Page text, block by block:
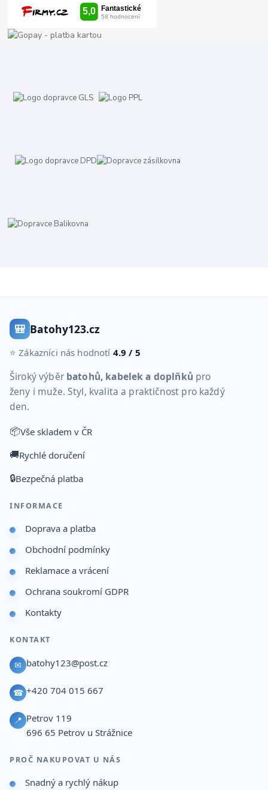
🎒 Batohy123.cz
⭐ Zákazníci nás hodnotí 4.9 / 5
Široký výběr batohů, kabelek a doplňků pro
ženy i muže. Styl, kvalita a praktičnost pro každý
den.
📦Vše skladem v ČR
🚚Rychlé doručení
🔒Bezpečná platba
INFORMACE
Doprava a platba
Obchodní podmínky
Reklamace a vrácení
Ochrana soukromí GDPR
Kontakty
KONTAKT
✉ batohy123@post.cz
☎ +420 704 015 667
📍 Petrov 119
696 65 Petrov u Strážnice
PROČ NAKUPOVAT U NÁS
Snadný a rychlý nákup